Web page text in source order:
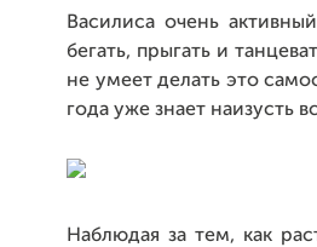
Василиса очень
бегать, прыгать и
не умеет делать это
года уже знает наизусть
Наблюдая за тем, как